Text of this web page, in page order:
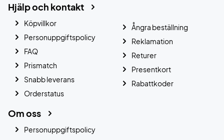
Hjälp och kontakt
Köpvillkor
Personuppgiftspolicy
FAQ
Prismatch
Snabb leverans
Orderstatus
Ångra beställning
Reklamation
Returer
Presentkort
Rabattkoder
Om oss
Personuppgiftspolicy